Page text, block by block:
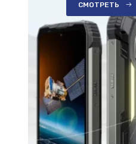
СМОТРЕТЬ